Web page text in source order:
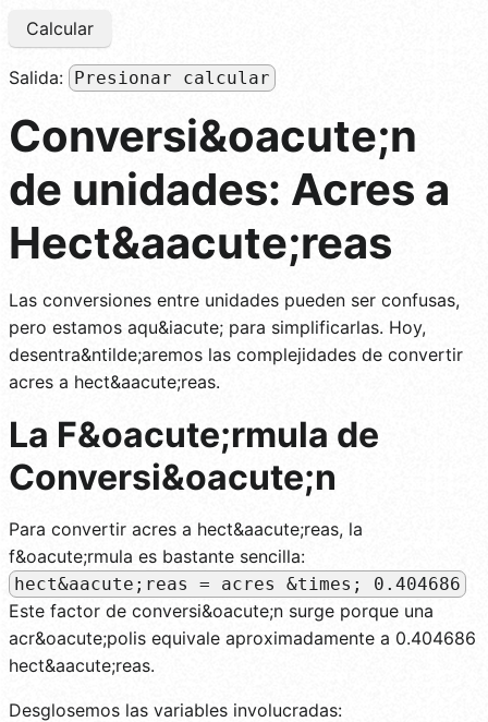
Calcular
Salida: Presionar calcular
Conversi&oacute;n
de unidades: Acres a
Hect&aacute;reas
Las conversiones entre unidades pueden ser confusas,
pero estamos aqu&iacute; para simplificarlas. Hoy,
desentra&ntilde;aremos las complejidades de convertir
acres a hect&aacute;reas.
La F&oacute;rmula de
Conversi&oacute;n
Para convertir acres a hect&aacute;reas, la
f&oacute;rmula es bastante sencilla:
hect&aacute;reas = acres &times; 0.404686
Este factor de conversi&oacute;n surge porque una
acr&oacute;polis equivale aproximadamente a 0.404686
hect&aacute;reas.
Desglosemos las variables involucradas: